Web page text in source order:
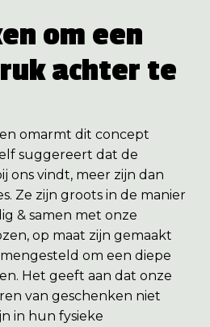
om een
achter te
omarmt dit concept
suggereert dat de
ons vindt, meer zijn dan
Ze zijn groots in de manier
& samen met onze
op maat zijn gemaakt
om een diepe
Het geeft aan dat onze
van geschenken niet
in hun fysieke